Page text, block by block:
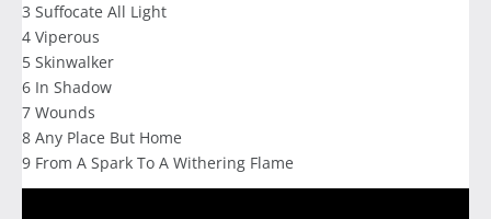
3 Suffocate All Light
4 Viperous
5 Skinwalker
6 In Shadow
7 Wounds
8 Any Place But Home
9 From A Spark To A Withering Flame